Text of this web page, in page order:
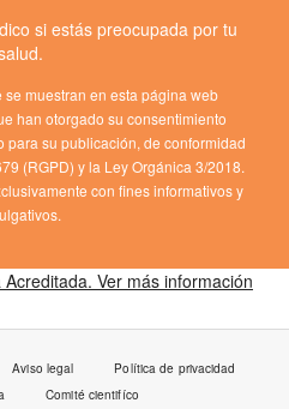
si estás preocupada por tu
muestran en esta página web
han otorgado su consentimiento
para su publicación, de conformidad
(RGPD) y la Ley Orgánica 3/2018.
con fines informativos y
Aviso legal
Política de privacidad
Comité cientifíco